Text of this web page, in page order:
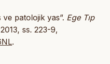
ve patolojik yas”. Ege Tıp
ss. 223-9,
.